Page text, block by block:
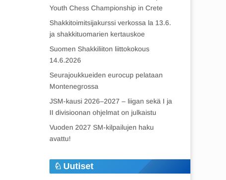
Youth Chess Championship in Crete
Shakkitoimitsijakurssi verkossa la 13.6.
ja shakkituomarien kertauskoe
Suomen Shakkiliiton liittokokous
14.6.2026
Seurajoukkueiden eurocup pelataan
Montenegrossa
JSM-kausi 2026–2027 – liigan sekä I ja
II divisioonan ohjelmat on julkaistu
Vuoden 2027 SM-kilpailujen haku
avattu!
Uutiset